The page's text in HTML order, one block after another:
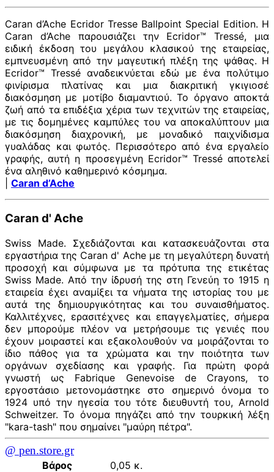
Caran d’Ache Ecridor Tresse Ballpoint Special Edition. Η
Caran d’Ache παρουσιάζει την Ecridor™ Tressé, μια
ειδική έκδοση του μεγάλου κλασικού της εταιρείας,
εμπνευσμένη από την μαγευτική πλέξη της ψάθας. Η
Ecridor™ Tressé αναδεικνύεται εδώ με ένα πολύτιμο
φινίρισμα πλατίνας και μια διακριτική γκιγιοσέ
διακόσμηση με μοτίβο διαμαντιού. Το όργανο αποκτά
ζωή από τα επιδέξια χέρια των τεχνιτών της εταιρείας,
με τις δομημένες καμπύλες του να αποκαλύπτουν μια
διακόσμηση διαχρονική, με μοναδικό παιχνίδισμα
γυαλάδας και φωτός. Περισσότερο από ένα εργαλείο
γραφής, αυτή η προσεγμένη Ecridor™ Tressé αποτελεί
ένα αληθινό καθημερινό κόσμημα.
Caran d’Ache
Caran d' Ache
Swiss Made. Σχεδιάζονται και κατασκευάζονται στα
εργαστήρια της Caran d' Ache με τη μεγαλύτερη δυνατή
προσοχή και σύμφωνα με τα πρότυπα της ετικέτας
Swiss Made. Από την ίδρυσή της στη Γενεύη το 1915 η
εταιρεία έχει αναμίξει τα νήματα της ιστορίας του με
αυτά της δημιουργικότητας και του συναισθήματος.
Καλλιτέχνες, ερασιτέχνες και επαγγελματίες, σήμερα
δεν μπορούμε πλέον να μετρήσουμε τις γενιές που
έχουν μοιραστεί και εξακολουθούν να μοιράζονται το
ίδιο πάθος για τα χρώματα και την ποιότητα των
οργάνων σχεδίασης και γραφής. Για πρώτη φορά
γνωστή ως Fabrique Genevoise de Crayons, το
εργοστάσιο μετονομάστηκε στο σημερινό όνομα το
1924 υπό την ηγεσία του τότε διευθυντή του, Arnold
Schweitzer. Το όνομα πηγάζει από την τουρκική λέξη
"kara-tash" που σημαίνει "μαύρη πέτρα".
@ pen.store.gr
Βάρος
0,05 κ.